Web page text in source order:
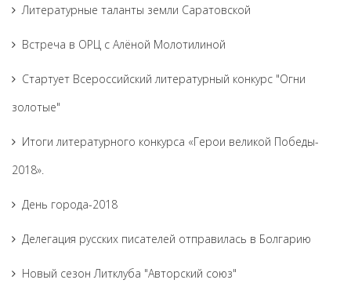
Литературные таланты земли Саратовской
Встреча в ОРЦ с Алёной Молотилиной
Cтартует Всероссийский литературный конкурс "Огни
золотые"
Итоги литературного конкурса «Герои великой Победы-
2018».
День города-2018
Делегация русских писателей отправилась в Болгарию
Новый сезон Литклуба "Авторский союз"